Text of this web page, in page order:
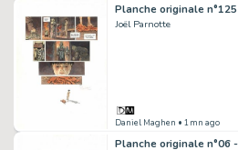
Joël Parnotte
Daniel Maghen • 1mn ago